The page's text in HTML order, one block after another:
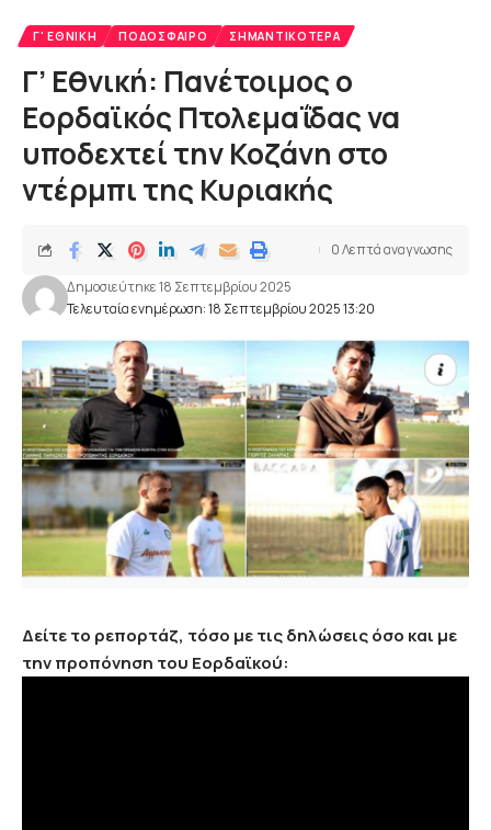
Γ' ΕΘΝΙΚΉ ΠΟΔΌΣΦΑΙΡΟ ΣΗΜΑΝΤΙΚΌΤΕΡΑ
Γ’ Εθνική: Πανέτοιμος ο
Εορδαϊκός Πτολεμαΐδας να
υποδεχτεί την Κοζάνη στο
ντέρμπι της Κυριακής
Τελευταία ενημέρωση: 18 Σεπτεμβρίου 2025 13:20
Δημοσιεύτηκε 18 Σεπτεμβρίου 2025
0 Λεπτά αναγνωσης
Δείτε το ρεπορτάζ, τόσο με τις δηλώσεις όσο και με
την προπόνηση του Εορδαϊκού: